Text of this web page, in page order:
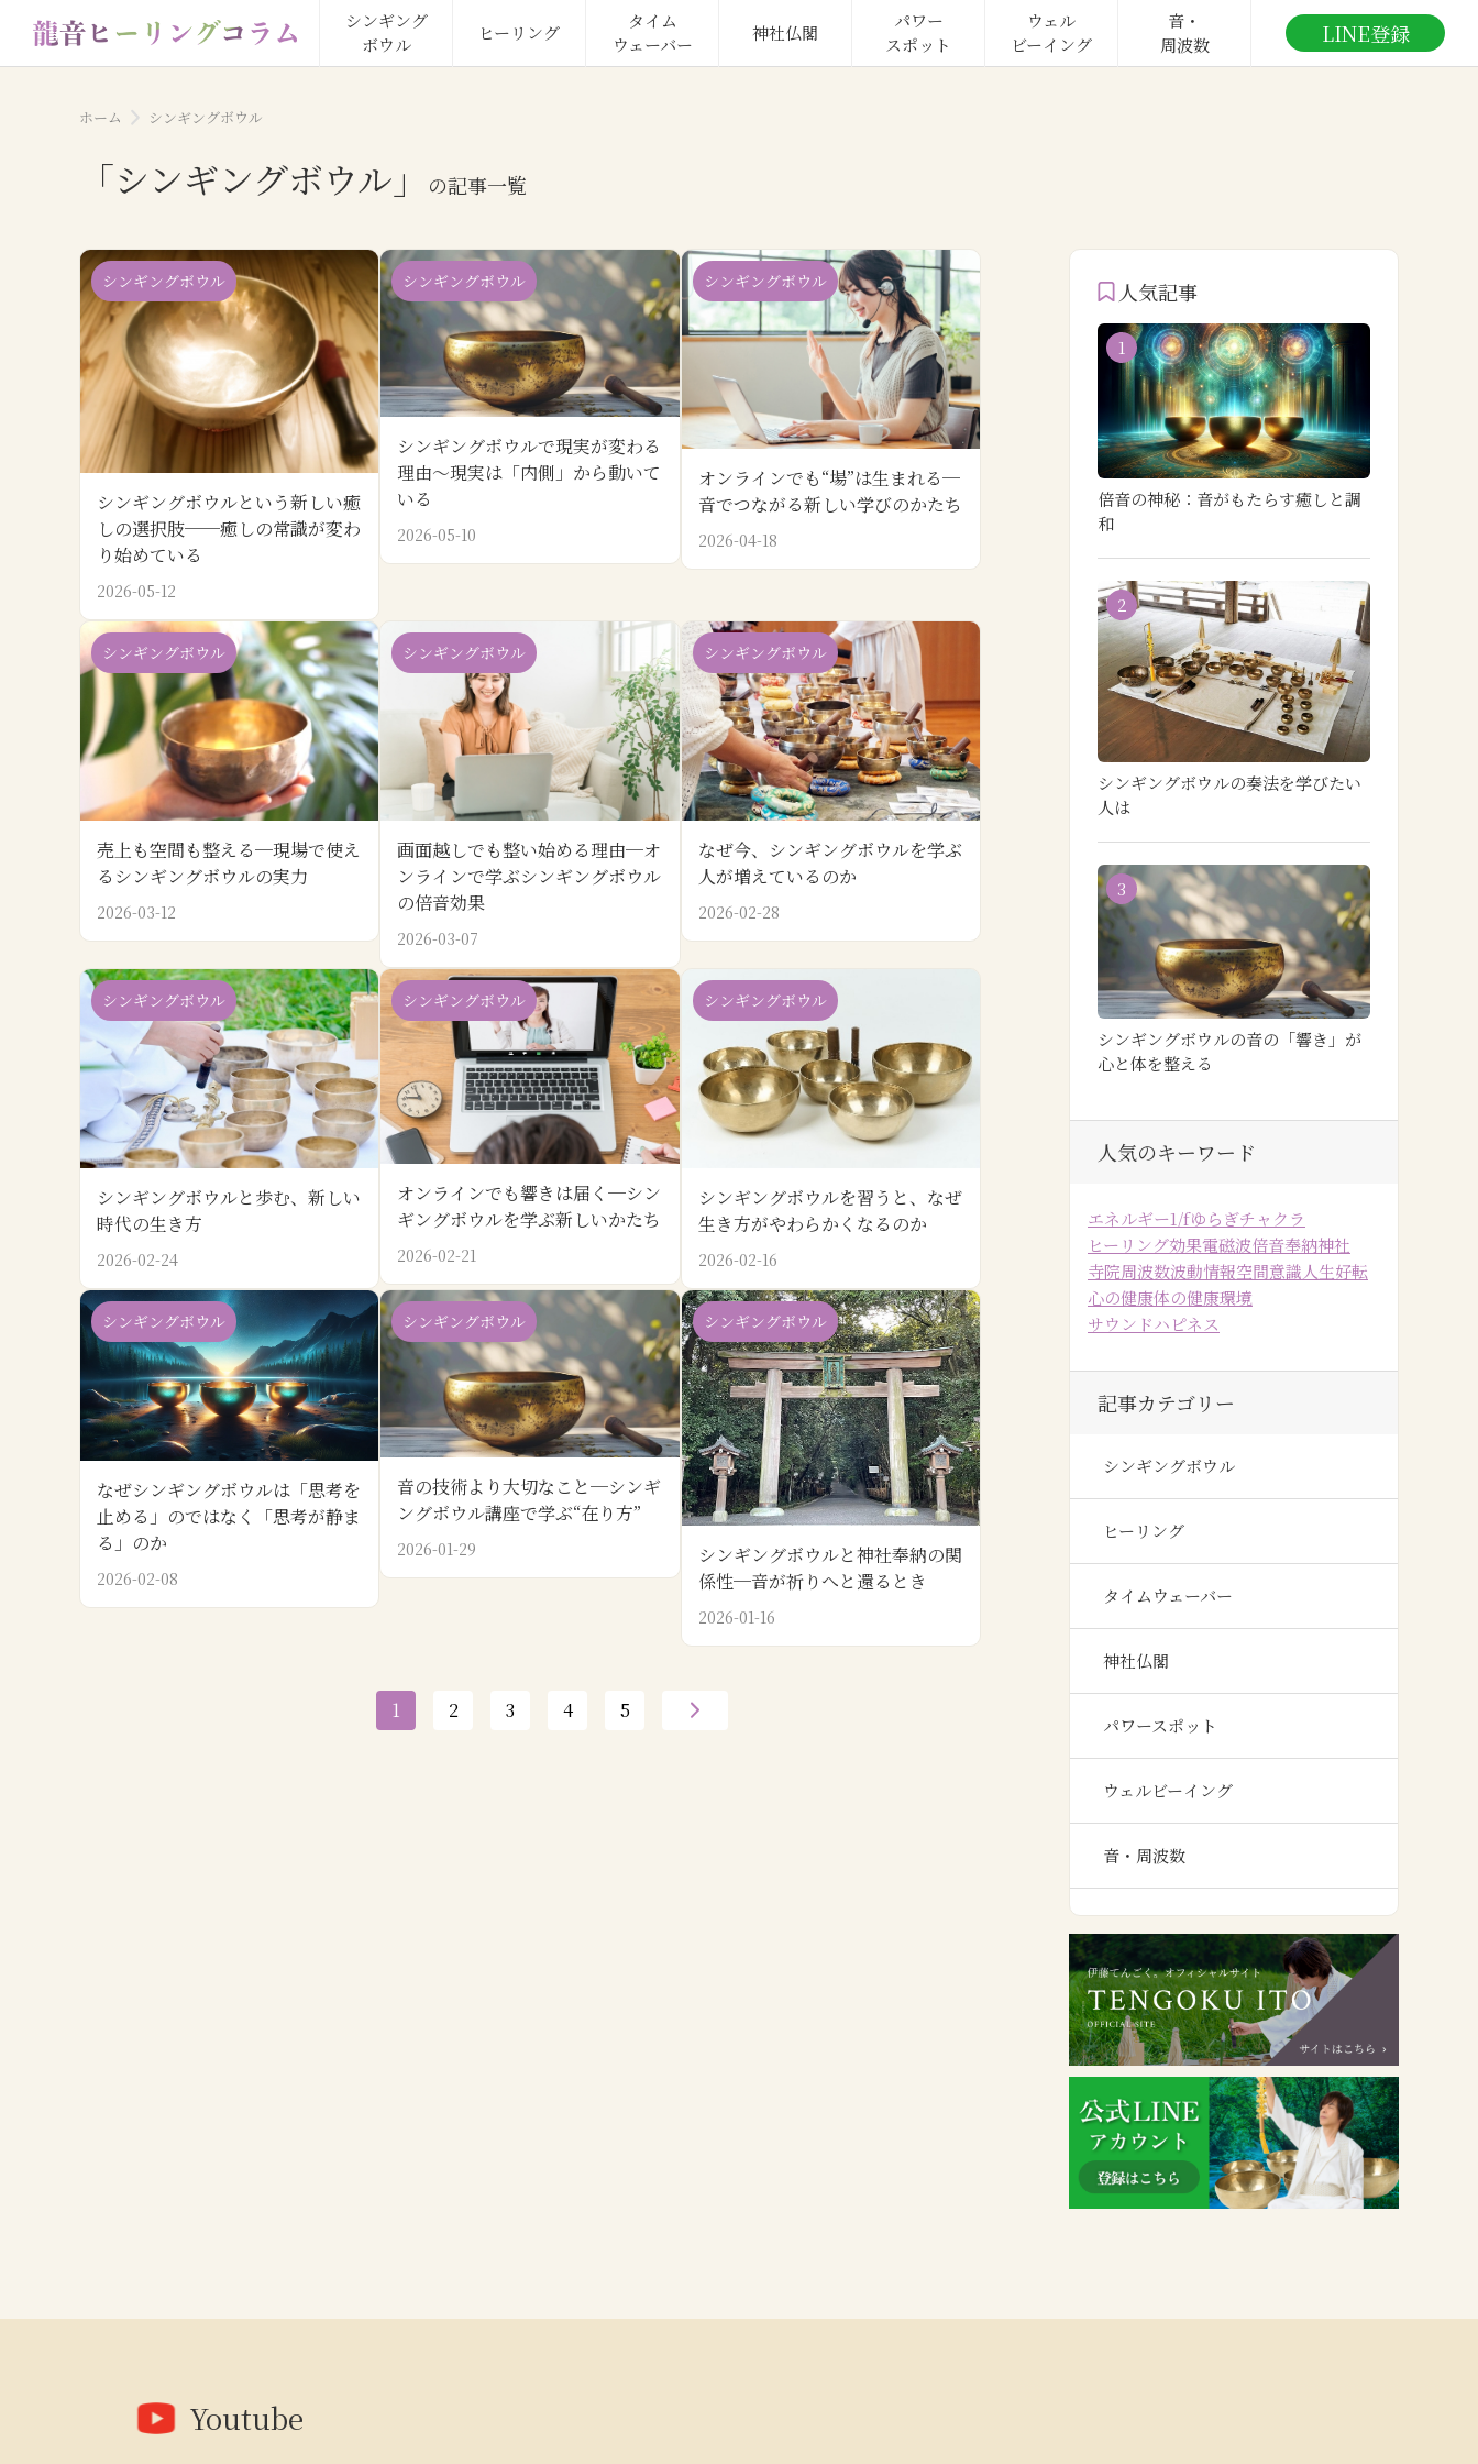
シンギング
ボウル
ヒーリング
タイム
ウェーバー
神社仏閣
パワー
スポット
ウェル
ビーイング
音・
周波数
LINE登録
ホーム シンギングボウル
「シンギングボウル 」 の記事一覧
シンギングボウル
シンギングボウルという新しい癒
しの選択肢──癒しの常識が変わ
り始めている
2026-05-12
シンギングボウル
シンギングボウルで現実が変わる
理由～現実は「内側」から動いて
いる
2026-05-10
シンギングボウル
オンラインでも“場”は生まれる─
音でつながる新しい学びのかたち
2026-04-18
シンギングボウル
売上も空間も整える─現場で使え
るシンギングボウルの実力
2026-03-12
シンギングボウル
画面越しでも整い始める理由─オ
ンラインで学ぶシンギングボウル
の倍音効果
2026-03-07
シンギングボウル
なぜ今、シンギングボウルを学ぶ
人が増えているのか
2026-02-28
シンギングボウル
シンギングボウルと歩む、新しい
時代の生き方
2026-02-24
シンギングボウル
オンラインでも響きは届く─シン
ギングボウルを学ぶ新しいかたち
2026-02-21
シンギングボウル
シンギングボウルを習うと、なぜ
生き方がやわらかくなるのか
2026-02-16
シンギングボウル
なぜシンギングボウルは「思考を
止める」のではなく「思考が静ま
る」のか
2026-02-08
シンギングボウル
音の技術より大切なこと─シンギ
ングボウル講座で学ぶ“在り方”
2026-01-29
シンギングボウル
シンギングボウルと神社奉納の関
係性─音が祈りへと還るとき
2026-01-16
1 2 3 4 5
人気記事
1
倍音の神秘：音がもたらす癒しと調
和
2
シンギングボウルの奏法を学びたい
人は
3
シンギングボウルの音の「響き」が
心と体を整える
人気のキーワード
エネルギー1/fゆらぎチャクラ
ヒーリング効果電磁波倍音奉納神社
寺院周波数波動情報空間意識人生好転
心の健康体の健康環境
サウンドハピネス
記事カテゴリー
シンギングボウル
ヒーリング
タイムウェーバー
神社仏閣
パワースポット
ウェルビーイング
音・周波数
Youtube